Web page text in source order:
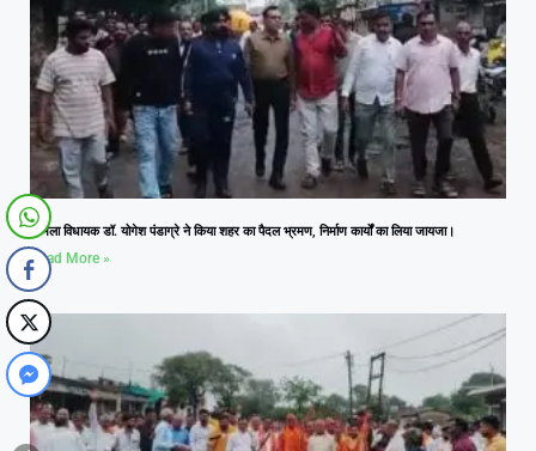
आमला विधायक डॉ. योगेश पंडाग्रे ने किया शहर का पैदल भ्रमण, निर्माण कार्यों का लिया जायजा।
Read More »